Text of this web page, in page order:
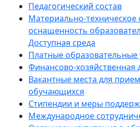
Педагогический состав
Материально-техническое
оснащенность
Доступная среда
Платные образовательные
Финансово-хозяйственная
Вакантные места для
обучающихся
Стипендии и меры
Международное